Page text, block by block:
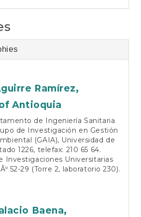
Ramírez,
Antioquia
de Ingeniería Sanitaria
de Investigación en Gestión
(GAIA), Universidad de
1226, telefax: 210 65 64.
Investigaciones Universitarias
52-29 (Torre 2, laboratorio 230).
Baena,